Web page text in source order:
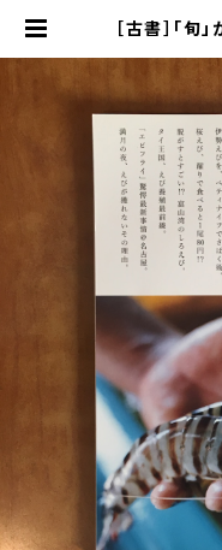
［古書］「旬